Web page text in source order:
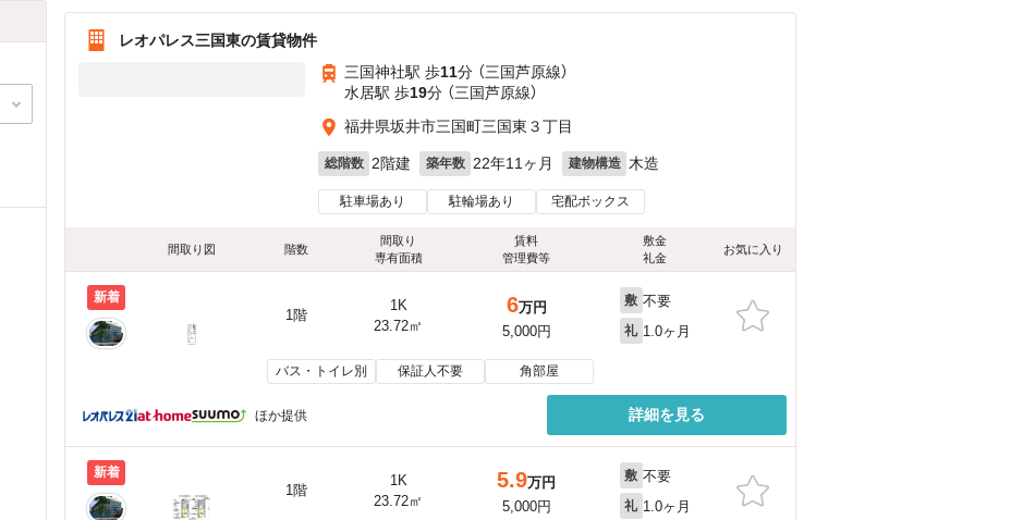
レオパレス三国東の賃貸物件
三国神社駅 歩11分 （三国芦原線）
水居駅 歩19分 （三国芦原線）
福井県坂井市三国町三国東３丁目
総階数 2階建 築年数 22年11ヶ月 建物構造 木造
駐車場あり 駐輪場あり 宅配ボックス
間取り図 階数
間取り
専有面積
賃料
管理費等
敷金
礼金
お気に入り
新着
1階
1K
23.72㎡
6万円
5,000円
敷 不要
礼 1.0ヶ月
バス・トイレ別 保証人不要 角部屋
ほか提供 詳細を見る
新着
1階
1K
23.72㎡
5.9万円
5,000円
敷 不要
礼 1.0ヶ月